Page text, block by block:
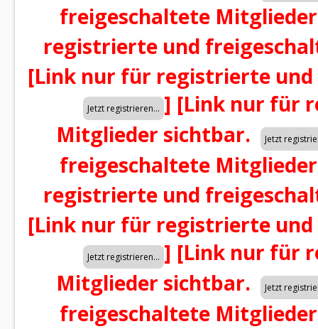
freigeschaltete
registrierte und
[Link nur für registrierte
] [Link nur für
Mitglieder sichtbar.
freigeschaltete
registrierte und
[Link nur für registrierte
] [Link nur für
Mitglieder sichtbar.
freigeschaltete